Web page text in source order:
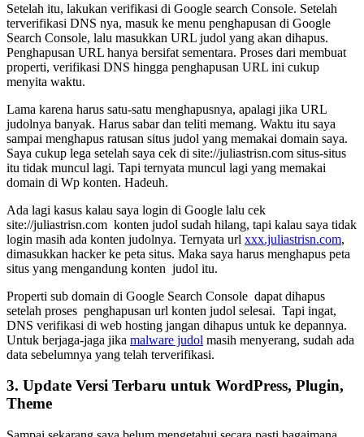
Setelah itu, lakukan verifikasi di Google search Console. Setelah
terverifikasi DNS nya, masuk ke menu penghapusan di Google
Search Console, lalu masukkan URL judol yang akan dihapus.
Penghapusan URL hanya bersifat sementara. Proses dari membuat
properti, verifikasi DNS hingga penghapusan URL ini cukup
menyita waktu.
Lama karena harus satu-satu menghapusnya, apalagi jika URL
judolnya banyak. Harus sabar dan teliti memang. Waktu itu saya
sampai menghapus ratusan situs judol yang memakai domain saya.
Saya cukup lega setelah saya cek di site://juliastrisn.com situs-situs
itu tidak muncul lagi. Tapi ternyata muncul lagi yang memakai
domain di Wp konten. Hadeuh.
Ada lagi kasus kalau saya login di Google lalu cek
site://juliastrisn.com konten judol sudah hilang, tapi kalau saya tidak
login masih ada konten judolnya. Ternyata url xxx.juliastrisn.com,
dimasukkan hacker ke peta situs. Maka saya harus menghapus peta
situs yang mengandung konten judol itu.
Properti sub domain di Google Search Console dapat dihapus
setelah proses penghapusan url konten judol selesai. Tapi ingat,
DNS verifikasi di web hosting jangan dihapus untuk ke depannya.
Untuk berjaga-jaga jika malware judol masih menyerang, sudah ada
data sebelumnya yang telah terverifikasi.
3. Update Versi Terbaru untuk WordPress, Plugin,
Theme